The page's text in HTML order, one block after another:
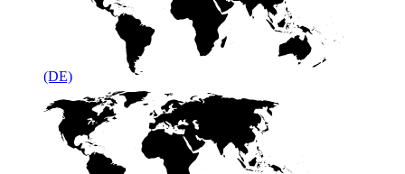
(DE)